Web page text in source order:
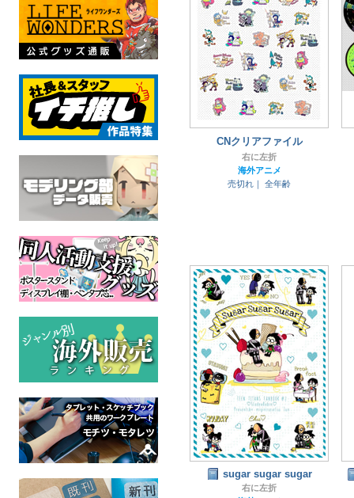
CNクリアファイル
右に左折
海外アニメ
売切れ｜
全年齢
sugar sugar sugar
右に左折